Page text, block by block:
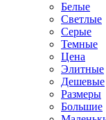
Белые
Светлые
Серые
Темные
Цена
Элитные
Дешевые
Размеры
Большие